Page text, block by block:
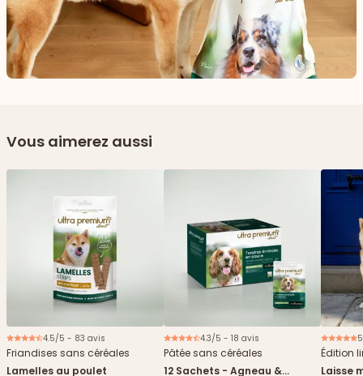
Vous aimerez aussi
4.5/5 - 83 avis
Friandises sans céréales
Lamelles au poulet
4.3/5 - 18 avis
Pâtée sans céréales
12 Sachets - Agneau &
Édition
Laisse